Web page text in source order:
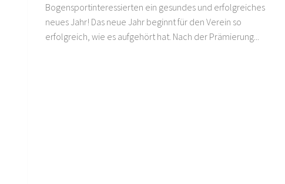
Bogensportinteressierten ein gesundes und erfolgreiches
neues Jahr! Das neue Jahr beginnt für den Verein so
erfolgreich, wie es aufgehört hat. Nach der Prämierung...